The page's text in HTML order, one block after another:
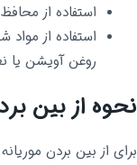
استفاده از
استفاده از
روغن آویشن یا
نحوه از بین
برای از بین بردن